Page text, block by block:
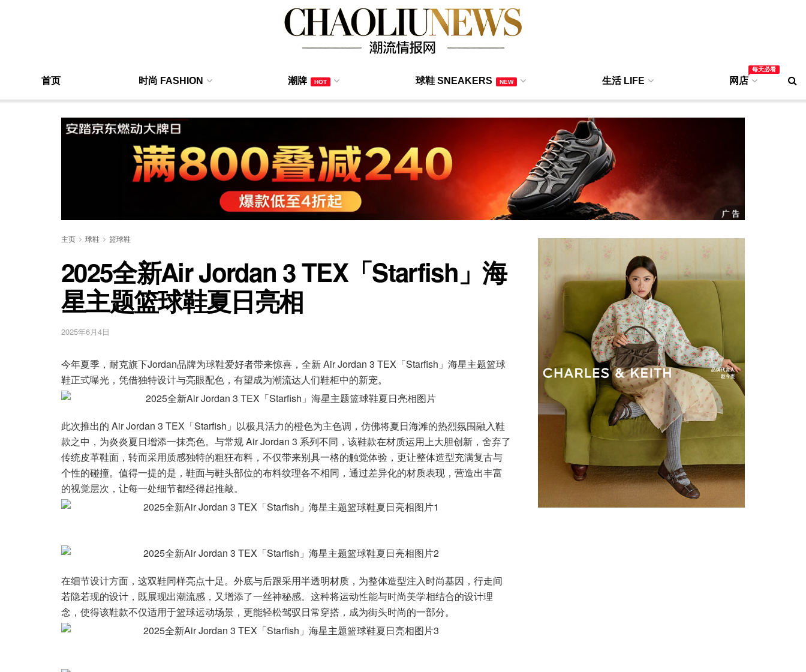
首页 时尚 FASHION 潮牌 HOT 球鞋 SNEAKERS NEW 生活 LIFE 网店
每天必看
主页 球鞋 篮球鞋
2025全新Air Jordan 3 TEX「Starfish」海
星主题篮球鞋夏日亮相
2025年6月4日
今年夏季，耐克旗下Jordan品牌为球鞋爱好者带来惊喜，全新 Air Jordan 3 TEX「Starfish」海星主题篮球
鞋正式曝光，凭借独特设计与亮眼配色，有望成为潮流达人们鞋柜中的新宠。
此次推出的 Air Jordan 3 TEX「Starfish」以极具活力的橙色为主色调，仿佛将夏日海滩的热烈氛围融入鞋
款之中，为炎炎夏日增添一抹亮色。与常规 Air Jordan 3 系列不同，该鞋款在材质运用上大胆创新，舍弃了
传统皮革鞋面，转而采用质感独特的粗狂布料，不仅带来别具一格的触觉体验，更让整体造型充满复古与
个性的碰撞。值得一提的是，鞋面与鞋头部位的布料纹理各不相同，通过差异化的材质表现，营造出丰富
的视觉层次，让每一处细节都经得起推敲。
在细节设计方面，这双鞋同样亮点十足。外底与后跟采用半透明材质，为整体造型注入时尚基因，行走间
若隐若现的设计，既展现出潮流感，又增添了一丝神秘感。这种将运动性能与时尚美学相结合的设计理
念，使得该鞋款不仅适用于篮球运动场景，更能轻松驾驭日常穿搭，成为街头时尚的一部分。